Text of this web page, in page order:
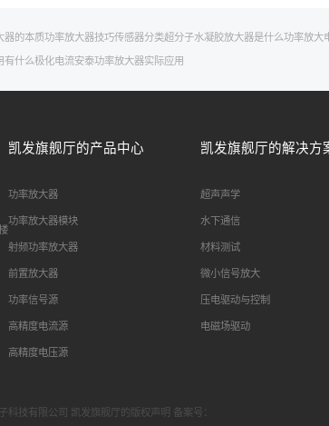
器的本质功率放大器技巧传感器分类超分子水凝胶放大器是什么功率放大
有什么极化电流安泰功率放大器实际应用
凯发旗舰厅的产品中心
功率放大器
功率放大器模块
射频功率放大器
前置放大器
功率信号源
高精度电流源
高精度电压源
凯发旗舰厅的解决方
超声声学
水下通信
材料测试
微小信号放大
压电驱动与控制
电磁场驱动
技有限公司 凯发旗舰厅的版权声明 备案号：